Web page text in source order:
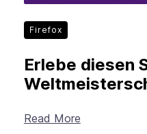
Firefox
Erlebe diesen
Read More